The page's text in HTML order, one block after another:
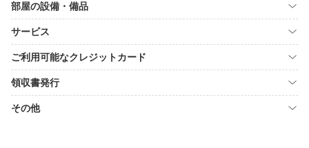
部屋の設備・備品
サービス
ご利用可能なクレジットカード
領収書発行
その他